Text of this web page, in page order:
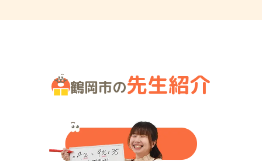
鶴岡市の先生紹介